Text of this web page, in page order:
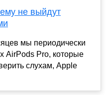
не выйдут
мы периодически
AirPods Pro, которые
слухам, Apple